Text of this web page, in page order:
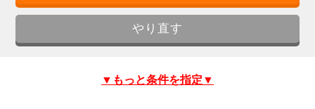
▼もっと条件を指定▼